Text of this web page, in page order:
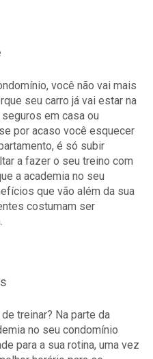
você não vai mais
seu carro já vai estar na
em casa ou
por acaso você esquecer
é só subir
a fazer o seu treino com
a academia no seu
que vão além da sua
costumam ser
treinar? Na parte da
no seu condomínio
para a sua rotina, uma vez